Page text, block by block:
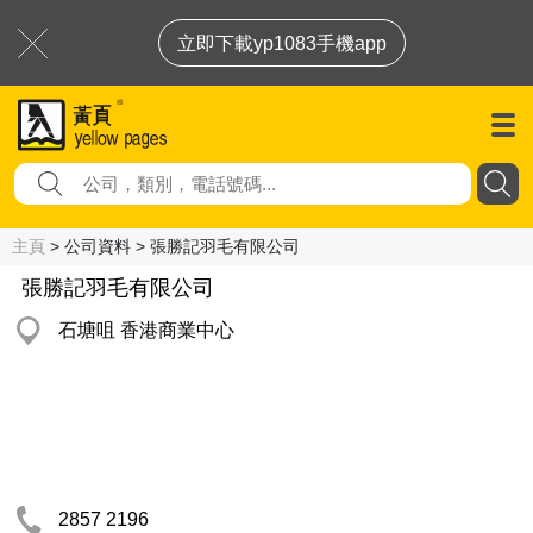
立即下載yp1083手機app
主頁 > 公司資料 > 張勝記羽毛有限公司
張勝記羽毛有限公司
石塘咀 香港商業中心
2857 2196